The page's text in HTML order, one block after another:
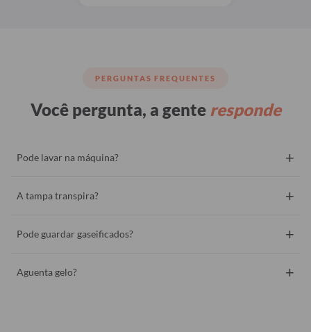
PERGUNTAS FREQUENTES
Você pergunta, a gente responde
Pode lavar na máquina? +
A tampa transpira? +
Pode guardar gaseificados? +
Aguenta gelo? +